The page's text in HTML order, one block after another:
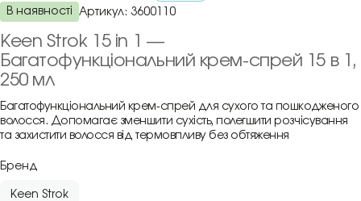
В наявності Артикул: 3600110
Keen Strok 15 in 1 —
Багатофункціональний крем-спрей 15 в 1,
250 мл
Багатофункціональний крем-спрей для сухого та пошкодженого
волосся. Допомагає зменшити сухість, полегшити розчісування
та захистити волосся від термовпливу без обтяження
Бренд
Keen Strok